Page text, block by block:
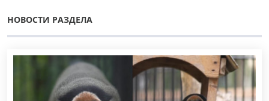
НОВОСТИ РАЗДЕЛА